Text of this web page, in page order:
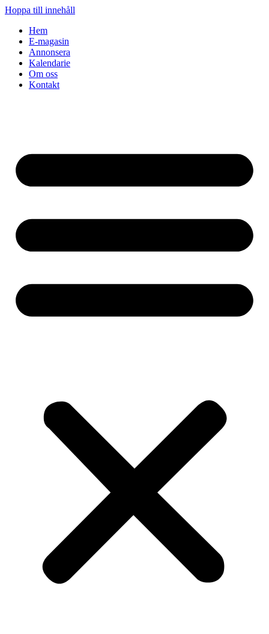
Hoppa till innehåll
Hem
E-magasin
Annonsera
Kalendarie
Om oss
Kontakt